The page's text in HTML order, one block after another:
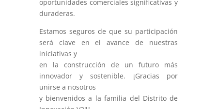
oportunidades comerciales significativas y
duraderas.
Estamos seguros de que su participación
será clave en el avance de nuestras
iniciativas y
en la construcción de un futuro más
innovador y sostenible. ¡Gracias por
unirse a nosotros
y bienvenidos a la familia del Distrito de